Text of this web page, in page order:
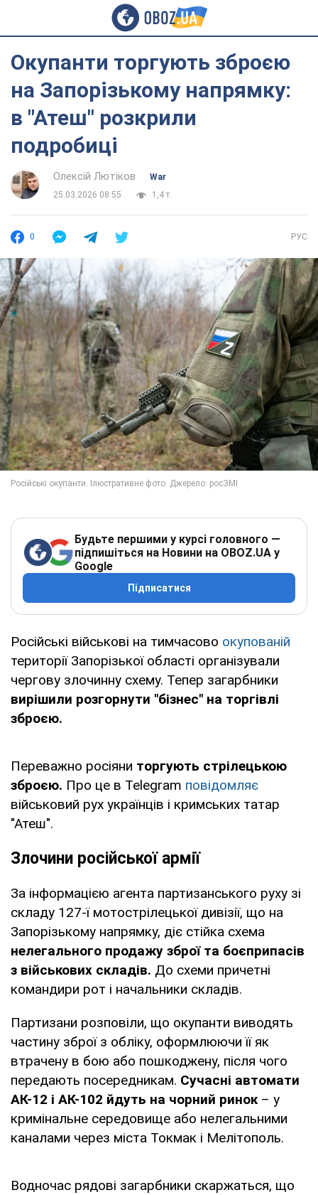
Окупанти торгують зброєю
на Запорізькому напрямку:
в "Атеш" розкрили
подробиці
Олексій Лютіков
War
25.03.2026 08:55
1,4 т.
0 РУС
Будьте першими у курсі головного —
підпишіться на Новини на OBOZ.UA у
Google
Підписатися
Російські військові на тимчасово окупованій
території Запорізької області організували
чергову злочинну схему. Тепер загарбники
вирішили розгорнути "бізнес" на торгівлі
зброєю.
Переважно росіяни торгують стрілецькою
зброєю. Про це в Telegram повідомляє
військовий рух українців і кримських татар
"Атеш".
Злочини російської армії
За інформацією агента партизанського руху зі
складу 127-ї мотострілецької дивізії, що на
Запорізькому напрямку, діє стійка схема
нелегального продажу зброї та боєприпасів
з військових складів. До схеми причетні
командири рот і начальники складів.
Партизани розповіли, що окупанти виводять
частину зброї з обліку, оформлюючи її як
втрачену в бою або пошкоджену, після чого
передають посередникам. Сучасні автомати
АК-12 і АК-102 йдуть на чорний ринок– у
кримінальне середовище або нелегальними
каналами через міста Токмак і Мелітополь.
Водночас рядові загарбники скаржаться, що